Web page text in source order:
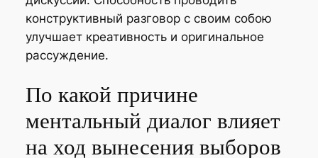
конструктивный разговор с своим собою
улучшает креативность и оригинальное
рассуждение.
По какой причине
ментальный диалог влияет
на ход вынесения выборов